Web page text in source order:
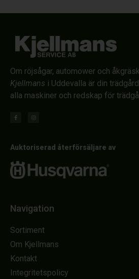
Om röjsågar, automower och
Kjellmans i Uddevalla är din
alla maskiner och redskap för
Auktoriserad återförsäljare av
Navigation
Sortiment
Om Kjellmans
Kontakt
Integritetspolicy